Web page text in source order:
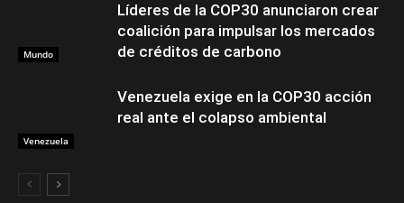
Mundo
Líderes de la COP30 anunciaron crear
coalición para impulsar los mercados
de créditos de carbono
Venezuela
Venezuela exige en la COP30 acción
real ante el colapso ambiental